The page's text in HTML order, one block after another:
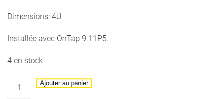
Dimensions: 4U
Installée avec OnTap 9.11P5.
4 en stock
quantité
Ajouter au panier